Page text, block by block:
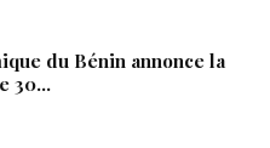
du Bénin annonce la
30…